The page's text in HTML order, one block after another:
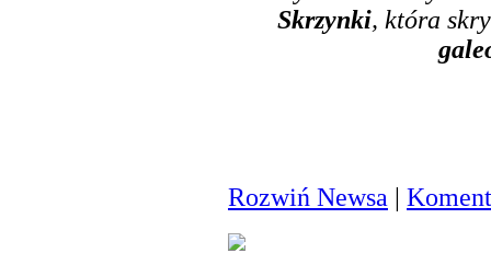
Skrzynki, która
Rozwiń Newsa